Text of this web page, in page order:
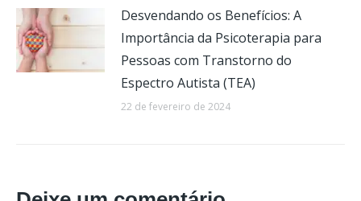
Desvendando os Benefícios: A
Importância da Psicoterapia para
Pessoas com Transtorno do
Espectro Autista (TEA)
22 de fevereiro de 2024